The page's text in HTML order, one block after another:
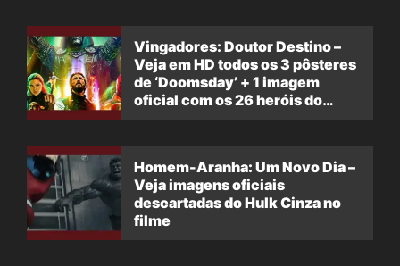
Vingadores: Doutor Destino –
Veja em HD todos os 3 pôsteres
de ‘Doomsday’ + 1 imagem
oficial com os 26 heróis do
Homem-Aranha: Um Novo Dia –
Veja imagens oficiais
descartadas do Hulk Cinza no
filme